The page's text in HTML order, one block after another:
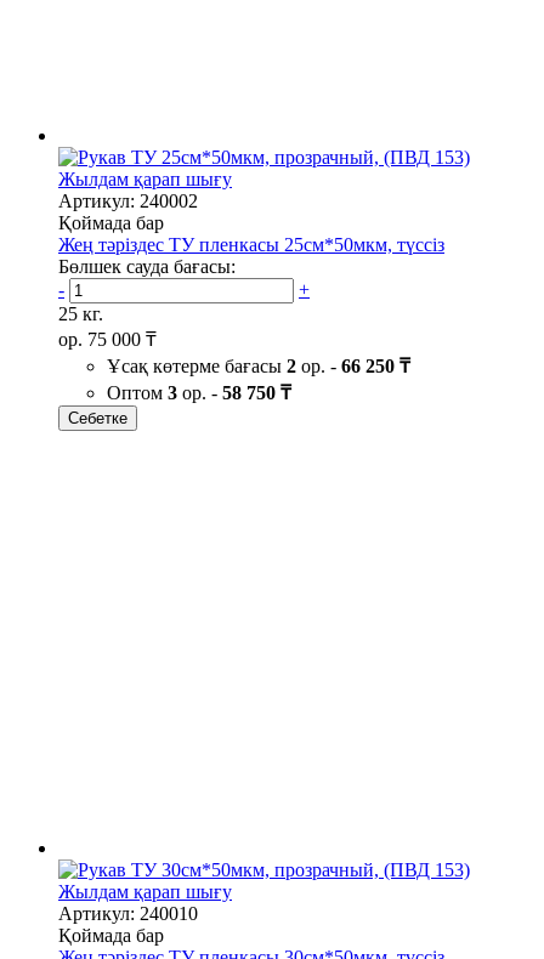
Жылдам қарап шығу
Артикул: 240002
Қоймада бар
Жең тәріздес ТУ пленкасы 25см*50мкм, түссіз
Бөлшек сауда бағасы:
-
+
25 кг.
ор. 75 000 ₸
Ұсақ көтерме бағасы 2 ор. - 66 250 ₸
Оптом 3 ор. - 58 750 ₸
Себетке
Жылдам қарап шығу
Артикул: 240010
Қоймада бар